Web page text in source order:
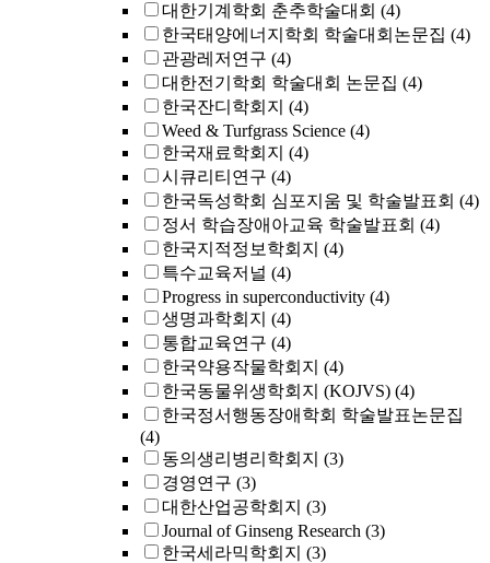
대한기계학회 춘추학술대회 (4)
한국태양에너지학회 학술대회논문집 (4)
관광레저연구 (4)
대한전기학회 학술대회 논문집 (4)
한국잔디학회지 (4)
Weed & Turfgrass Science (4)
한국재료학회지 (4)
시큐리티연구 (4)
한국독성학회 심포지움 및 학술발표회 (4)
정서 학습장애아교육 학술발표회 (4)
한국지적정보학회지 (4)
특수교육저널 (4)
Progress in superconductivity (4)
생명과학회지 (4)
통합교육연구 (4)
한국약용작물학회지 (4)
한국동물위생학회지 (KOJVS) (4)
한국정서행동장애학회 학술발표논문집
(4)
동의생리병리학회지 (3)
경영연구 (3)
대한산업공학회지 (3)
Journal of Ginseng Research (3)
한국세라믹학회지 (3)